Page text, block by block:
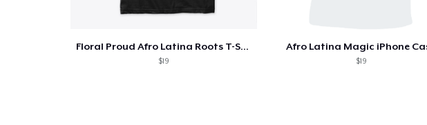
Floral Proud Afro Latina Roots T-Shirt
$19
Afro Latina Magic iPhone
$19